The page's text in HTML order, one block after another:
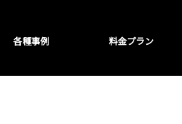
各種事例 料金プラン